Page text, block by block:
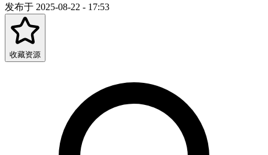
发布于 2025-08-22 - 17:53
收藏资源